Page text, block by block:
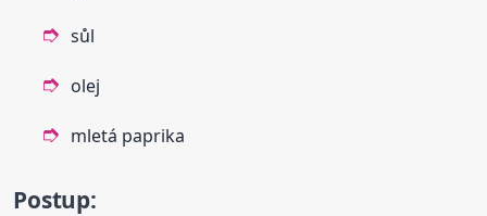
sůl
olej
mletá paprika
Postup: